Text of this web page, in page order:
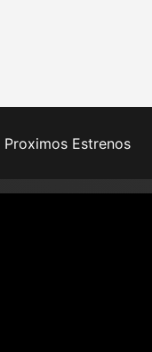
Proximos Estrenos